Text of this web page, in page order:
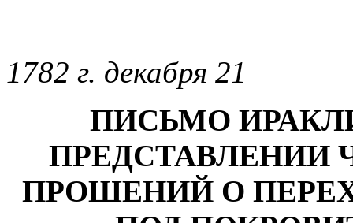
1782 г. декабря 21
ПИСЬМО
ПРЕДСТАВЛЕНИИ
ПРОШЕНИЙ О